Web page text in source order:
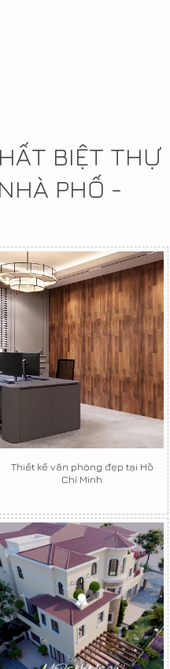
BIỆT THỰ
PHỐ -
Thiết kế văn phòng đẹp tại Hồ
Chí Minh